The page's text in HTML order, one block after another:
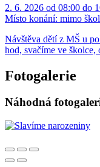
2. 6. 2026 od 08:00 do
Místo konání: mimo
Návštěva dětí z MŠ u
hod, svačíme ve
Fotogalerie
Náhodná